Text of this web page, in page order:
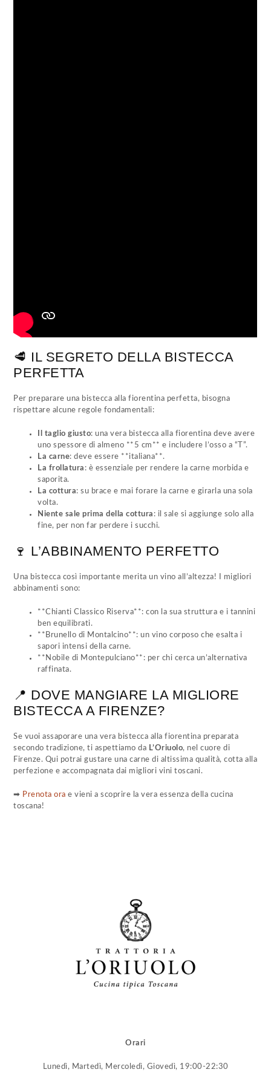
🥩 IL SEGRETO DELLA BISTECCA
PERFETTA
Per preparare una bistecca alla fiorentina perfetta, bisogna
rispettare alcune regole fondamentali:
Il taglio giusto: una vera bistecca alla fiorentina deve avere
uno spessore di almeno **5 cm** e includere l’osso a “T”.
La carne: deve essere **italiana**.
La frollatura : è essenziale per rendere la carne morbida e
saporita.
La cottura: su brace e mai forare la carne e girarla una sola
volta.
Niente sale prima della cottura : il sale si aggiunge solo alla
fine, per non far perdere i succhi.
🍷 L’ABBINAMENTO PERFETTO
Una bistecca così importante merita un vino all’altezza! I migliori
abbinamenti sono:
**Chianti Classico Riserva**: con la sua struttura e i tannini
ben equilibrati.
**Brunello di Montalcino**: un vino corposo che esalta i
sapori intensi della carne.
**Nobile di Montepulciano**: per chi cerca un’alternativa
raffinata.
📍 DOVE MANGIARE LA MIGLIORE
BISTECCA A FIRENZE?
Se vuoi assaporare una vera bistecca alla fiorentina preparata
secondo tradizione, ti aspettiamo da L’Oriuolo, nel cuore di
Firenze. Qui potrai gustare una carne di altissima qualità, cotta alla
perfezione e accompagnata dai migliori vini toscani.
➡ Prenota ora e vieni a scoprire la vera essenza della cucina
toscana!
Orari
Lunedì, Martedì, Mercoledì, Giovedì, 19:00-22:30